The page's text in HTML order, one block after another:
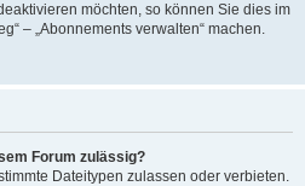
möchten, so können Sie dies im
– „Abonnements verwalten“ machen.
Forum zulässig?
Dateitypen zulassen oder verbieten.